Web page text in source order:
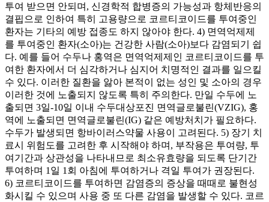
투여 받으면 안되며, 신경학적 합병증의 가능성과 항체반응의
결핍으로 인하여 특히 고용량으로 코르티코이드를 투여중인
환자는 기타의 예방 접종도 하지 않아야 한다. 4) 면역억제제
를 투여중인 환자(소아)는 건강한 사람(소아)보다 감염되기 쉽
다. 예를 들어 수두나 홍역은 면역억제제인 코르티코이드를 투
여한 환자에서 더 심각하거나 심지어 치명적인 결과를 일으킬
수 있다. 이러한 질환을 앓아 본적이 없는 성인 및 소아의 경우
이러한 것에 노출되지 않도록 특히 주의한다. 만일 수두에 노
출되면 3일-10일 이내 수두대상포진 면역글로불린(VZIG), 홍
역에 노출되면 면역글로불린(IG) 같은 예방처치가 필요하다.
수두가 발생되면 항바이러스약물 사용이 고려된다. 5) 장기 치
료시 위험도를 고려한 후 시작해야 하며, 부작용은 투여량, 투
여기간과 상관성을 나타내므로 최소유효량을 되도록 단기간
투여하며 1일 1회 아침에 투여하거나 격일 투여가 권장된다.
6) 코르티코이드를 투여하면 감염증의 증상을 때때로 불현성
화시킬 수 있으며 사용 중 또 다른 감염을 발생할 수 있다. 코르